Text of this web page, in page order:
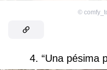
©
4. “Una pésima